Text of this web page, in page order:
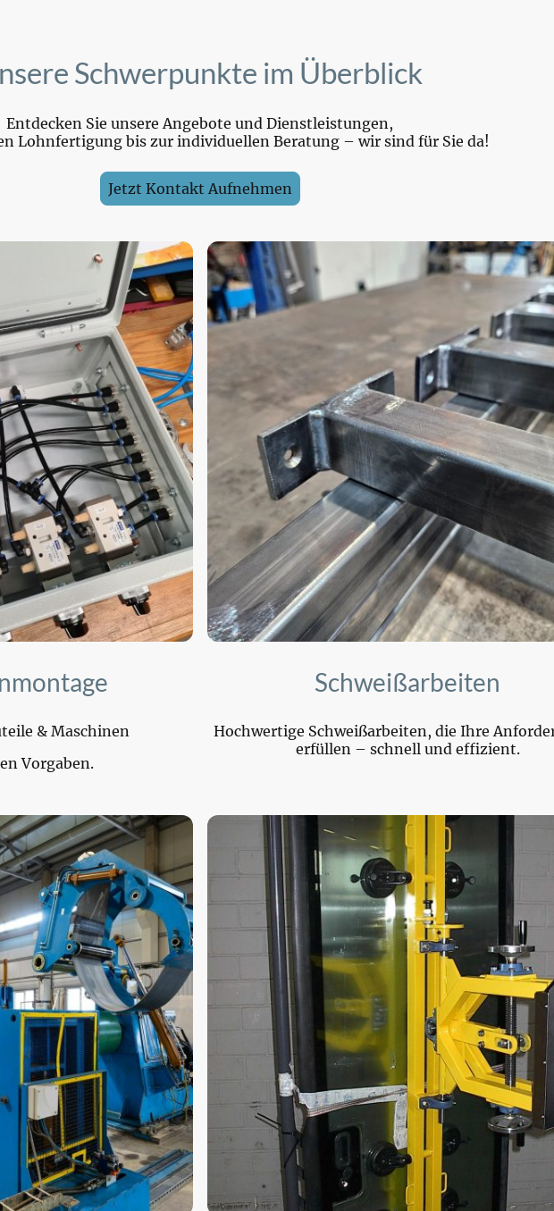
Schwerpunkte im Überblick
Entdecken Sie unsere Angebote und Dienstleistungen,
Lohnfertigung bis zur individuellen Beratung – wir sind für Sie da!
Jetzt Kontakt Aufnehmen
& Maschinen
Vorgaben.
Schweißarbeiten
Hochwertige Schweißarbeiten, die Ihre
erfüllen – schnell und effizient.